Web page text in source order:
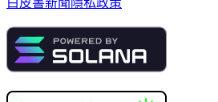
白皮書新聞 隱私政策